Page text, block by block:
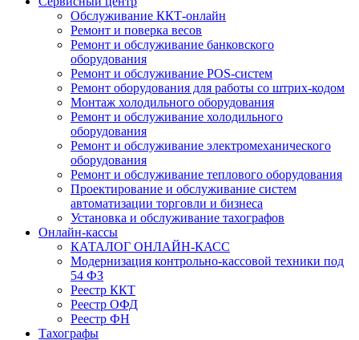
Обслуживание ККТ-онлайн
Ремонт и поверка весов
Ремонт и обслуживание банковского
оборудования
Ремонт и обслуживание POS-систем
Ремонт оборудования для работы со штрих-кодом
Монтаж холодильного оборудования
Ремонт и обслуживание холодильного
оборудования
Ремонт и обслуживание электромеханического
оборудования
Ремонт и обслуживание теплового оборудования
Проектирование и обслуживание систем
автоматизации торговли и бизнеса
Установка и обслуживание тахографов
Онлайн-кассы
КАТАЛОГ ОНЛАЙН-КАСС
Модернизация контрольно-кассовой техники под
54 ФЗ
Реестр ККТ
Реестр ОФД
Реестр ФН
Тахографы